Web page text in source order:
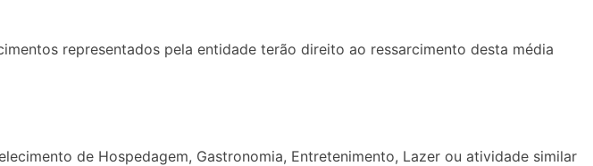
representados pela entidade terão direito ao ressarcimento desta média
de Hospedagem, Gastronomia, Entretenimento, Lazer ou atividade similar